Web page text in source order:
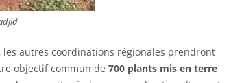
autres coordinations régionales prendront
objectif commun de 700 plants mis en terre